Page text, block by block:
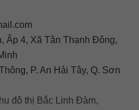
Ấp 4, Xã Tân Thạnh Đông,
P. An Hải Tây, Q. Sơn
đô thị Bắc Linh Đàm,